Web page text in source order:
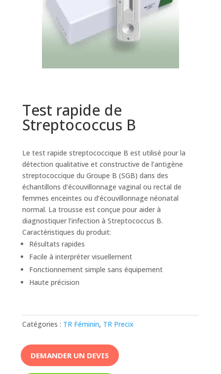
Test rapide de
Streptococcus B
Le test rapide streptococcique B est utilisé pour la
détection qualitative et constructive de l’antigène
streptococcique du Groupe B (SGB) dans des
échantillons d’écouvillonnage vaginal ou rectal de
femmes enceintes ou d’écouvillonnage néonatal
normal. La trousse est conçue pour aider à
diagnostiquer l’infection à Streptococcus B.
Caractéristiques du produit:
Résultats rapides
Facile à interpréter visuellement
Fonctionnement simple sans équipement
Haute précision
Catégories : TR Féminin, TR Precix
DEMANDER UN DEVIS